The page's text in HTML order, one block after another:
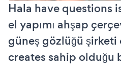
Hala have questions
el yapımı ahşap
güneş gözlüğü
creates sahip olduğu